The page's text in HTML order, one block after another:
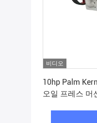
비디오
10hp Palm
오일 프레스 머